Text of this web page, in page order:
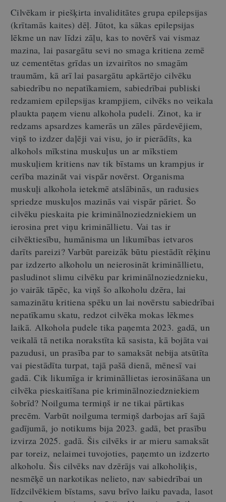
Cilvēkam ir piešķirta invaliditātes grupa epilepsijas
(krītamās kaites) dēļ. Jūtot, ka sākas epilepsijas
lēkme un nav līdzi zāļu, kas to novērš vai vismaz
mazina, lai pasargātu sevi no smaga kritiena zemē
uz cementētas grīdas un izvairītos no smagām
traumām, kā arī lai pasargātu apkārtējo cilvēku
sabiedrību no nepatīkamiem, sabiedrībai publiski
redzamiem epilepsijas krampjiem, cilvēks no veikala
plaukta paņem vienu alkohola pudeli. Zinot, ka ir
redzams apsardzes kamerās un zāles pārdevējiem,
viņš to izdzer daļēji vai visu, jo ir pierādīts, ka
alkohols mīkstina muskuļus un ar mīkstiem
muskuļiem kritiens nav tik bīstams un krampjus ir
cerība mazināt vai vispār novērst. Organisma
muskuļi alkohola ietekmē atslābinās, un radusies
spriedze muskuļos mazinās vai vispār pāriet. Šo
cilvēku pieskaita pie kriminālnoziedzniekiem un
ierosina pret viņu krimināllietu. Vai tas ir
cilvēktiesību, humānisma un likumības ietvaros
darīts pareizi? Varbūt pareizāk būtu piestādīt rēķinu
par izdzerto alkoholu un neierosināt krimināllietu,
pasludinot slimu cilvēku par kriminālnoziedznieku,
jo vairāk tāpēc, ka viņš šo alkoholu dzēra, lai
samazinātu kritiena spēku un lai novērstu sabiedrībai
nepatīkamu skatu, redzot cilvēka mokas lēkmes
laikā. Alkohola pudele tika paņemta 2023. gadā, un
veikalā tā netika norakstīta kā sasista, kā bojāta vai
pazudusi, un prasība par to samaksāt nebija atsūtīta
vai piestādīta turpat, tajā pašā dienā, mēnesī vai
gadā. Cik likumīga ir krimināllietas ierosināšana un
cilvēka pieskaitīšana pie kriminālnoziedzniekiem
šobrīd? Noilguma termiņš ir ne tikai pārtikas
precēm. Varbūt noilguma termiņš darbojas arī šajā
gadījumā, jo notikums bija 2023. gadā, bet prasību
izvirza 2025. gadā. Šis cilvēks ir ar mieru samaksāt
par toreiz, nelaimei tuvojoties, paņemto un izdzerto
alkoholu. Šis cilvēks nav dzērājs vai alkoholiķis,
nesmēķē un narkotikas nelieto, nav sabiedrībai un
līdzcilvēkiem bīstams, savu brīvo laiku pavada, lasot